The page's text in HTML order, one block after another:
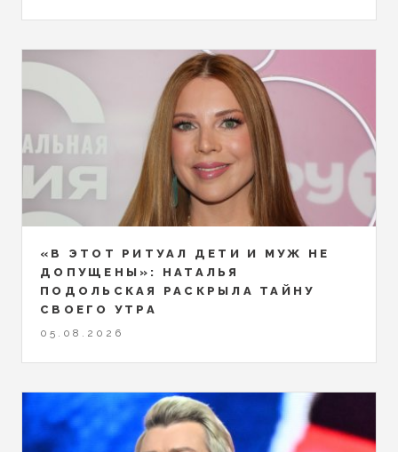
«В ЭТОТ РИТУАЛ ДЕТИ И МУЖ НЕ
ДОПУЩЕНЫ»: НАТАЛЬЯ
ПОДОЛЬСКАЯ РАСКРЫЛА ТАЙНУ
СВОЕГО УТРА
05.08.2026